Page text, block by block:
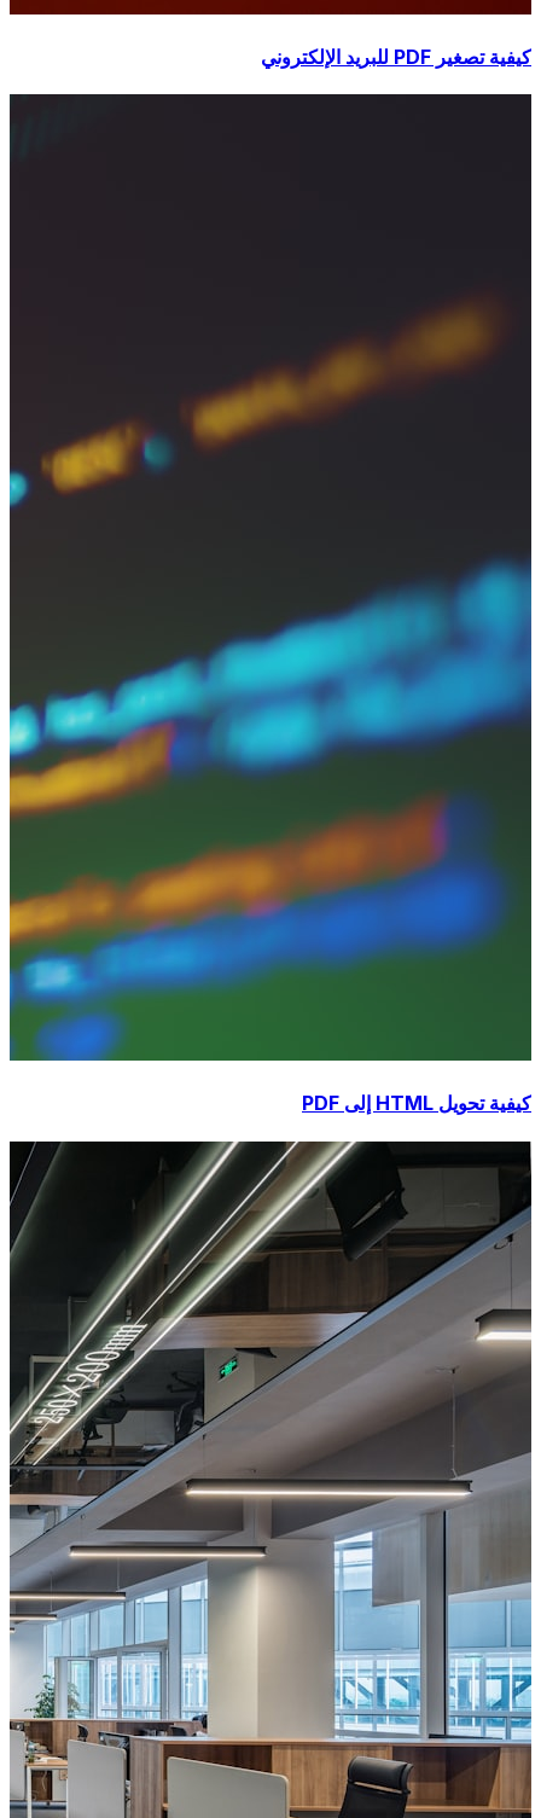
كيفية تصغير PDF للبريد الإلكتروني
كيفية تحويل HTML إلى PDF